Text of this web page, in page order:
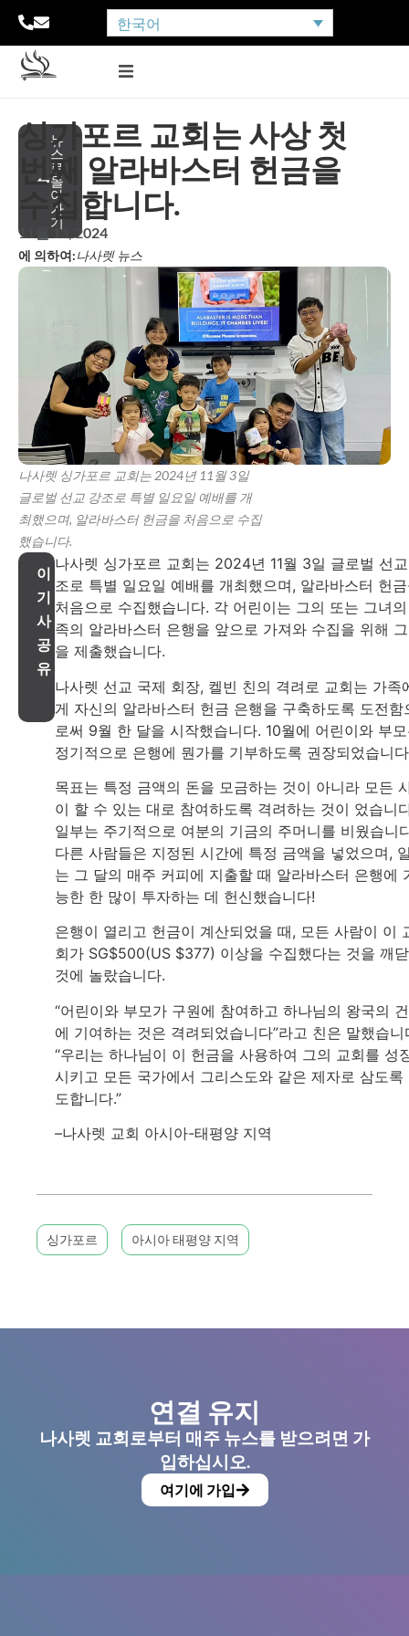
한국어
뉴
스
로
돌
아
가
기
싱가포르 교회는 사상 첫
번째 알라바스터 헌금을
수집합니다.
11월 13, 2024
에 의하여:나사렛 뉴스
나사렛 싱가포르 교회는 2024년 11월 3일
글로벌 선교 강조로 특별 일요일 예배를 개
최했으며, 알라바스터 헌금을 처음으로 수집
했습니다.
이
기
사
공
유
나사렛 싱가포르 교회는 2024년 11월 3일 글로벌 선
조로 특별 일요일 예배를 개최했으며, 알라바스터 헌
처음으로 수집했습니다. 각 어린이는 그의 또는 그녀
족의 알라바스터 은행을 앞으로 가져와 수집을 위해
을 제출했습니다.
나사렛 선교 국제 회장, 켈빈 친의 격려로 교회는 가족
게 자신의 알라바스터 헌금 은행을 구축하도록 도전함
로써 9월 한 달을 시작했습니다. 10월에 어린이와 부
정기적으로 은행에 뭔가를 기부하도록 권장되었습니
목표는 특정 금액의 돈을 모금하는 것이 아니라 모든
이 할 수 있는 대로 참여하도록 격려하는 것이 었습니
일부는 주기적으로 여분의 기금의 주머니를 비웠습니
다른 사람들은 지정된 시간에 특정 금액을 넣었으며,
는 그 달의 매주 커피에 지출할 때 알라바스터 은행에
능한 한 많이 투자하는 데 헌신했습니다!
은행이 열리고 헌금이 계산되었을 때, 모든 사람이 이
회가 SG$500(US $377) 이상을 수집했다는 것을 깨
것에 놀랐습니다.
“어린이와 부모가 구원에 참여하고 하나님의 왕국의
에 기여하는 것은 격려되었습니다”라고 친은 말했습니
“우리는 하나님이 이 헌금을 사용하여 그의 교회를 성
시키고 모든 국가에서 그리스도와 같은 제자로 삼도록
도합니다.”
–나사렛 교회 아시아-태평양 지역
싱가포르 아시아 태평양 지역
연결 유지
나사렛 교회로부터 매주 뉴스를 받으려면 가
입하십시오.
여기에 가입